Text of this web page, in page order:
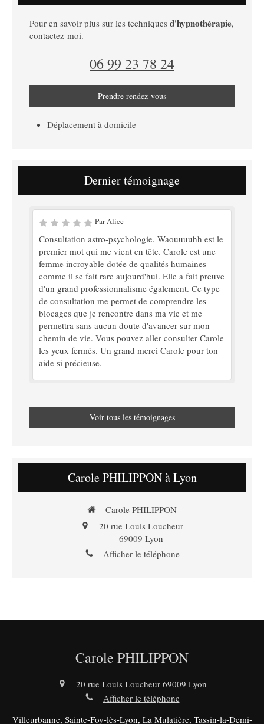
Pour en savoir plus sur les techniques d'hypnothérapie,
contactez-moi.
06 99 23 78 24
Prendre rendez-vous
Déplacement à domicile
Dernier témoignage
Par Alice
Consultation astro-psychologie. Waouuuuhh est le
premier mot qui me vient en tête. Carole est une
femme incroyable dotée de qualités humaines
comme il se fait rare aujourd'hui. Elle a fait preuve
d'un grand professionnalisme également. Ce type
de consultation me permet de comprendre les
blocages que je rencontre dans ma vie et me
permettra sans aucun doute d'avancer sur mon
chemin de vie. Vous pouvez aller consulter Carole
les yeux fermés. Un grand merci Carole pour ton
aide si précieuse.
Voir tous les témoignages
Carole PHILIPPON à Lyon
Carole PHILIPPON
20 rue Louis Loucheur
69009 Lyon
Afficher le téléphone
Carole PHILIPPON
20 rue Louis Loucheur 69009 Lyon
Afficher le téléphone
Villeurbanne, Sainte-Foy-lès-Lyon, La Mulatière, Tassin-la-Demi-